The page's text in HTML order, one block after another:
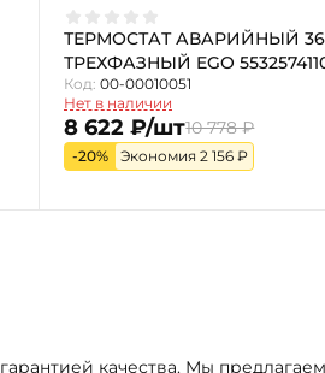
ТЕРМОСТАТ АВАРИЙНЫЙ
ТРЕХФАЗНЫЙ EGO
Код:00-00010051
Нет в наличии
8 622 ₽/шт10 778 ₽
-20% Экономия 2 156 ₽
качества. Мы